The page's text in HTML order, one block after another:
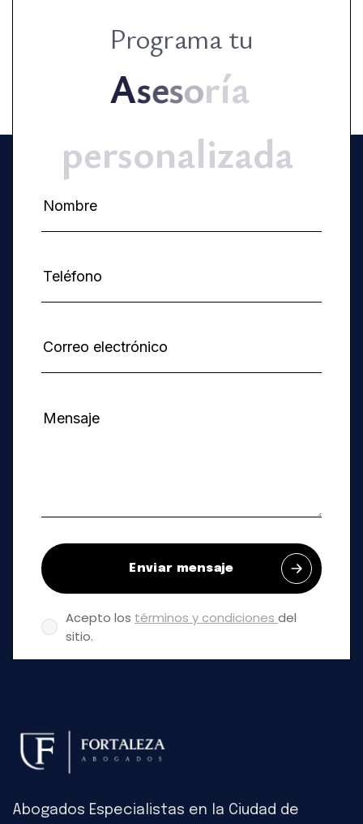
Programa tu
Asesoría
personalizada
Enviar mensaje
Acepto los términos y condiciones del
sitio.
Abogados Especialistas en la Ciudad de